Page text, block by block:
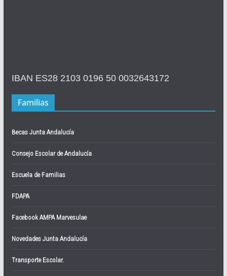
IBAN ES28 2103 0196 50 0032643172
Familias
Becas Junta Andalucía
Consejo Escolar de Andalucía
Escuela de Familias
FDAPA
Facebook AMPA Marvesulae
Novedades Junta Andalucía
Transporte Escolar.